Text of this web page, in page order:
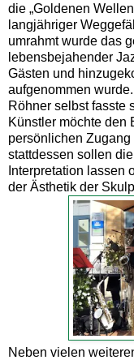
die „Goldenen
langjähriger
umrahmt wurde das
lebensbejahender
Gästen und
aufgenommen wurde.
Röhner selbst fasste
Künstler möchte den
persönlichen
stattdessen sollen
Interpretation lassen
der Ästhetik der
Neben vielen